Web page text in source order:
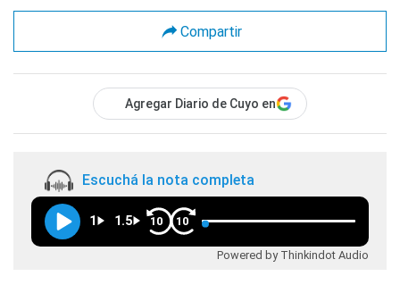
Compartir
Agregar Diario de Cuyo en
Escuchá la nota completa
1 1.5 10 10
Powered by Thinkindot Audio